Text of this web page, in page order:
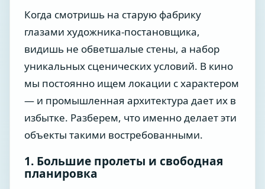
Когда смотришь на старую фабрику
глазами художника-постановщика,
видишь не обветшалые стены, а набор
уникальных сценических условий. В кино
мы постоянно ищем локации с характером
— и промышленная архитектура дает их в
избытке. Разберем, что именно делает эти
объекты такими востребованными.
1. Большие пролеты и свободная
планировка